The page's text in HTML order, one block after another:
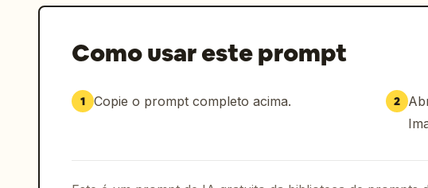
– Assinatura na parte inferior: “Emma G.
– Emblema do Departamento de Segurança
– Código de barras ou faixa de identificação
A iluminação é suave e uniformemente difusa,
laminado, reflexos sutis e sobreposições de
fotorrealista, qualidade 8K.
Como usar este prompt
1 Copie o prompt completo acima. 2